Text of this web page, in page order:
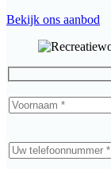
Bekijk ons aanbod